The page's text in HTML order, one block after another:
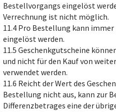
Bestellvorgangs eingelöst
Verrechnung ist nicht möglich.
11.4 Pro Bestellung kann
eingelöst werden.
11.5 Geschenkgutscheine
und nicht für den Kauf von
verwendet werden.
11.6 Reicht der Wert des
Bestellung nicht aus, kann zur
Differenzbetrages eine der